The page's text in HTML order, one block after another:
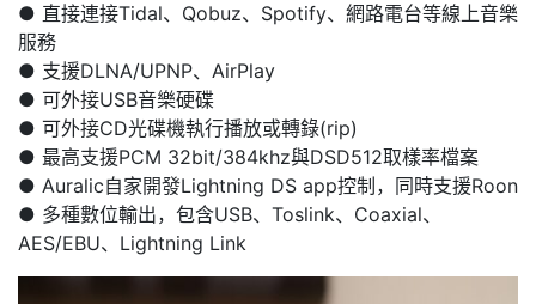
● 直接連接Tidal、Qobuz、Spotify、網路電台等線上音樂
服務
● 支援DLNA/UPNP、AirPlay
● 可外接USB音樂硬碟
● 可外接CD光碟機執行播放或轉錄(rip)
● 最高支援PCM 32bit/384khz與DSD512取樣率檔案
● Auralic自家開發Lightning DS app控制，同時支援Roon
● 多種數位輸出，包含USB、Toslink、Coaxial、
AES/EBU、Lightning Link